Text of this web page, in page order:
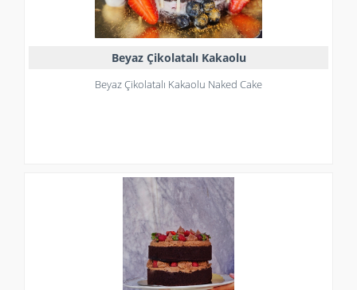
Beyaz Çikolatalı Kakaolu
Beyaz Çikolatalı Kakaolu Naked Cake